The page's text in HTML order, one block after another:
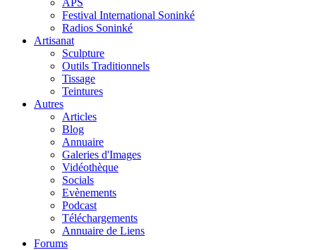
APS
Festival International Soninké
Radios Soninké
Artisanat
Sculpture
Outils Traditionnels
Tissage
Teintures
Autres
Articles
Blog
Annuaire
Galeries d'Images
Vidéothèque
Socials
Evènements
Podcast
Téléchargements
Annuaire de Liens
Forums